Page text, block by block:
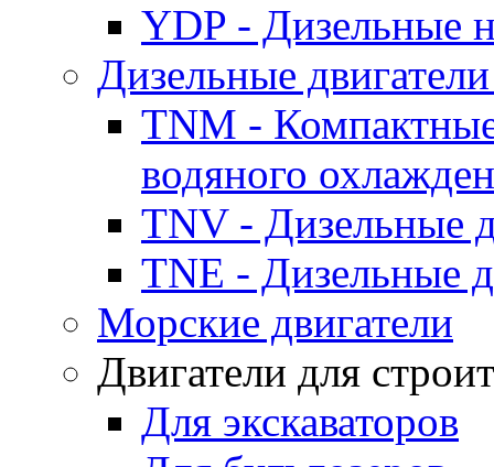
YDP - Дизельные
Дизельные
TNM -
водяного
TNV - Дизельные
TNE - Дизельные
Морские двигатели
Двигатели для
Для экскаваторов